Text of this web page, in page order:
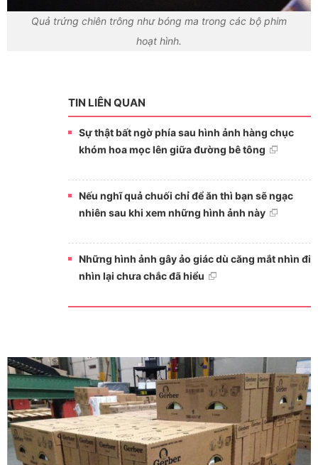
Quả trứng chiên trông như bóng ma trong các bộ phim
hoạt hình.
TIN LIÊN QUAN
Sự thật bất ngờ phía sau hình ảnh hàng chục
khóm hoa mọc lên giữa đường bê tông
Nếu nghĩ quả chuối chỉ để ăn thì bạn sẽ ngạc
nhiên sau khi xem những hình ảnh này
Những hình ảnh gây ảo giác dù căng mắt nhìn đi
nhìn lại chưa chắc đã hiểu